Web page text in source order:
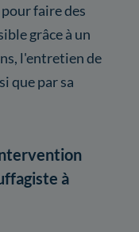
faire des
grâce à un
l'entretien de
que par sa
à